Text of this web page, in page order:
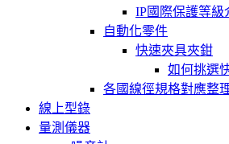
IP國際保護等級
自動化零件
快速夾具夾鉗
如何挑選
各國線徑規格對應整
線上型錄
量測儀器